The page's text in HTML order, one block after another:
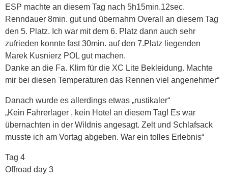
ESP machte an diesem Tag nach 5h15min.12sec.
Renndauer 8min. gut und übernahm Overall an diesem Tag
den 5. Platz. Ich war mit dem 6. Platz dann auch sehr
zufrieden konnte fast 30min. auf den 7.Platz liegenden
Marek Kusnierz POL gut machen.
Danke an die Fa. Klim für die XC Lite Bekleidung. Machte
mir bei diesen Temperaturen das Rennen viel angenehmer“
Danach wurde es allerdings etwas „rustikaler“
„Kein Fahrerlager , kein Hotel an diesem Tag! Es war
übernachten in der Wildnis angesagt. Zelt und Schlafsack
musste ich am Vortag abgeben. War ein tolles Erlebnis“
Tag 4
Offroad day 3